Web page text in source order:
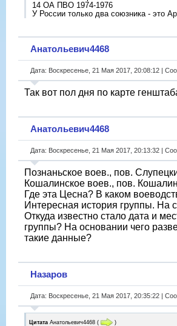
14 ОА ПВО 1974-1976
У России только два союзника - это
Анатольевич4468
Дата: Воскресенье, 21 Мая 2017, 20:08:12 |
Так вот пол дня по карте
Анатольевич4468
Дата: Воскресенье, 21 Мая 2017, 20:13:32 |
Познаньское воев., пов.
Кошалинское воев., пов.
Где эта Цесна? В каком
Интересная история группы. На
Откуда известно стало дата и
группы? На основании чего
такие данные?
Назаров
Дата: Воскресенье, 21 Мая 2017, 20:35:22 |
Цитата Анатольевич4468 ( )